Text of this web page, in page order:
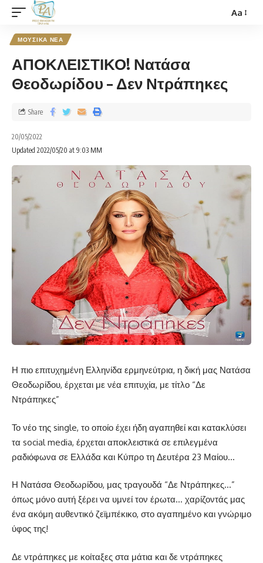
Aa
ΜΟΥΣΙΚΑ ΝΕΑ
ΑΠΟΚΛΕΙΣΤΙΚΟ! Νατάσα
Θεοδωρίδου – Δεν Ντράπηκες
20/05/2022
Updated 2022/05/20 at 9:03 ΜΜ
Share
Η πιο επιτυχημένη Ελληνίδα ερμηνεύτρια, η δική μας Νατάσα
Θεοδωρίδου, έρχεται με νέα επιτυχία, με τίτλο “Δε
Ντράπηκες”
Το νέο της single, το οποίο έχει ήδη αγαπηθεί και κατακλύσει
τα social media, έρχεται αποκλειστικά σε επιλεγμένα
ραδιόφωνα σε Ελλάδα και Κύπρο τη Δευτέρα 23 Μαίου…
Η Νατάσα Θεοδωρίδου, μας τραγουδά “Δε Ντράπηκες…”
όπως μόνο αυτή ξέρει να υμνεί τον έρωτα… χαρίζοντάς μας
ένα ακόμη αυθεντικό ζεϊμπέκικο, στο αγαπημένο και γνώριμο
ύφος της!
Δε ντράπηκες με κοίταξες στα μάτια και δε ντράπηκες